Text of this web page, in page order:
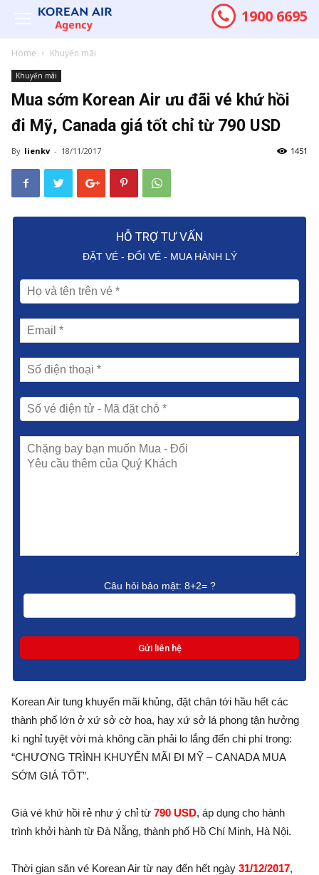
1900 6695
Home Khuyến mãi
Khuyến mãi
Mua sớm Korean Air ưu đãi vé khứ hồi
đi Mỹ, Canada giá tốt chỉ từ 790 USD
By lienkv - 18/11/2017 1451
HỖ TRỢ TƯ VẤN
ĐẶT VÉ - ĐỔI VÉ - MUA HÀNH LÝ
Câu hỏi bảo mật: 8+2= ?
Korean Air tung khuyến mãi khủng, đặt chân tới hầu hết các
thành phố lớn ở xứ sở cờ hoa, hay xứ sở lá phong tận hưởng
kì nghỉ tuyệt vời mà không cần phải lo lắng đến chi phí trong:
“CHƯƠNG TRÌNH KHUYẾN MÃI ĐI MỸ – CANADA MUA
SỚM GIÁ TỐT”.
Giá vé khứ hồi rẻ như ý chỉ từ 790 USD, áp dụng cho hành
trình khởi hành từ Đà Nẵng, thành phố Hồ Chí Minh, Hà Nội.
Thời gian săn vé Korean Air từ nay đến hết ngày 31/12/2017,